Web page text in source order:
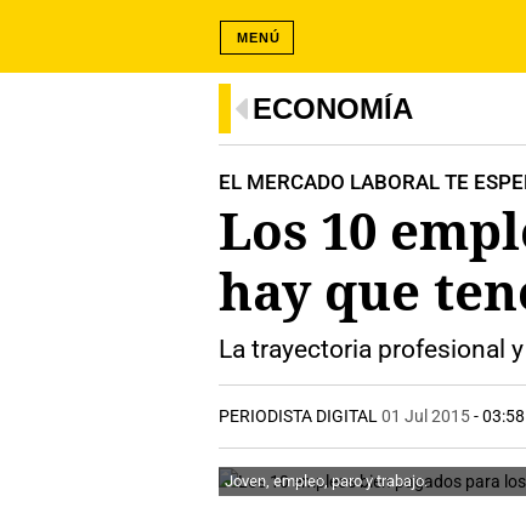
MENÚ
ECONOMÍA
EL MERCADO LABORAL TE
Los 10
hay que
La trayectoria profesional
PERIODISTA DIGITAL 01 Jul 2015-
Joven, empleo, paro y trabajo.